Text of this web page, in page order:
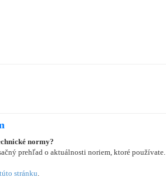
normy?
prehľad o aktuálnosti noriem, ktoré používate.
túto stránku.